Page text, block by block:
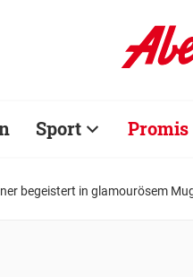
Sport Promis
begeistert in glamourösem